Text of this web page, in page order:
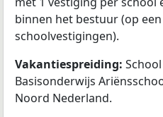
binnen het bestuur (op
schoolvestigingen).
Vakantiespreiding:
Basisonderwijs
Noord Nederland.